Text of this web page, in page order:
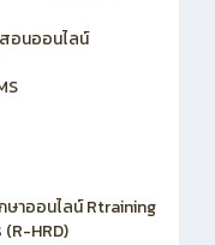
อนออนไลน์
าออนไลน์ Rtraining
HRD)